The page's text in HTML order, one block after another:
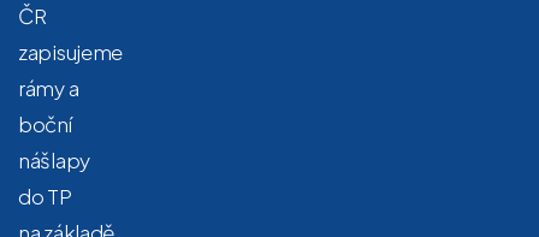
ČR
zapisujeme
rámy a
boční
nášlapy
do TP